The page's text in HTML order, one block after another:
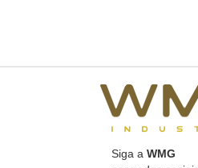
Siga a WMG